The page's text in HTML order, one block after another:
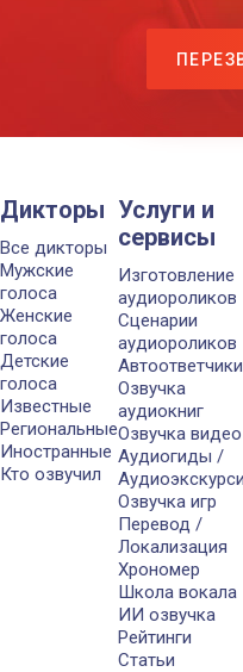
Дикторы
Все дикторы
Мужские
голоса
Женские
голоса
Детские
голоса
Известные
Региональные
Иностранные
Кто озвучил
Услуги и
сервисы
Изготовление
аудиороликов
Сценарии
аудиороликов
Автоответчики
Озвучка
аудиокниг
Озвучка видео
Аудиогиды /
Озвучка игр
Перевод /
Локализация
Хрономер
Школа вокала
ИИ озвучка
Рейтинги
Статьи